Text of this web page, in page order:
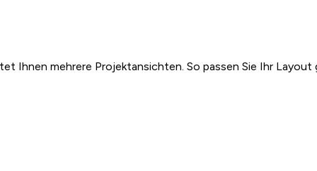
mehrere Projektansichten. So passen Sie Ihr